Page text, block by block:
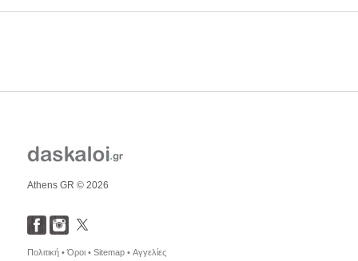
Athens GR © 2026
Πολιτική •Όροι • Sitemap • Αγγελίες